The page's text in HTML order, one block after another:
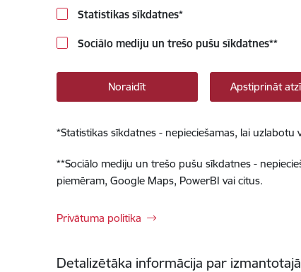
Statistikas sīkdatnes*
Sociālo mediju un trešo pušu sīkdatnes**
Noraidīt Apstiprināt
*Statistikas sīkdatnes - nepieciešamas, lai
**Sociālo mediju un trešo pušu sīkdatnes -
piemēram, Google Maps, PowerBI vai citus.
Privātuma politika
Detalizētāka informācija par